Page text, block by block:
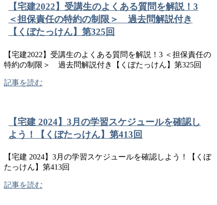
【宅建2022】受講生のよくある質問を解説！3
＜担保責任の特約の制限＞ 過去問解説付き
【くぼたっけん】第325回
【宅建2022】受講生のよくある質問を解説！3 ＜担保責任の
特約の制限＞ 過去問解説付き【くぼたっけん】第325回
記事を読む
【宅建 2024】3月の学習スケジュールを確認し
よう！【くぼたっけん】第413回
【宅建 2024】3月の学習スケジュールを確認しよう！【くぼ
たっけん】第413回
記事を読む